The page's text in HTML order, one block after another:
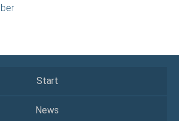
Start
News